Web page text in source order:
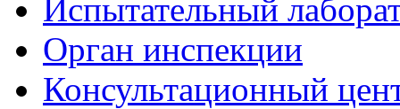
Испытательный
Орган инспекции
Консультационный